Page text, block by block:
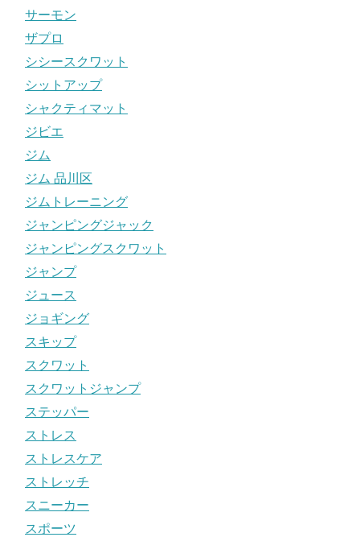
サーモン
ザプロ
シシースクワット
シットアップ
シャクティマット
ジビエ
ジム
ジム 品川区
ジムトレーニング
ジャンピングジャック
ジャンピングスクワット
ジャンプ
ジュース
ジョギング
スキップ
スクワット
スクワットジャンプ
ステッパー
ストレス
ストレスケア
ストレッチ
スニーカー
スポーツ